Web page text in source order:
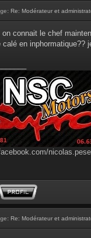
Re: Modérateur et
on connait le chef
calé en inphormatique??
Re: Modérateur et